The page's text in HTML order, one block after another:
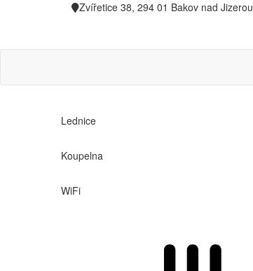
Zvířetice 38, 294 01 Bakov nad Jizerou
Lednice
Koupelna
WiFi